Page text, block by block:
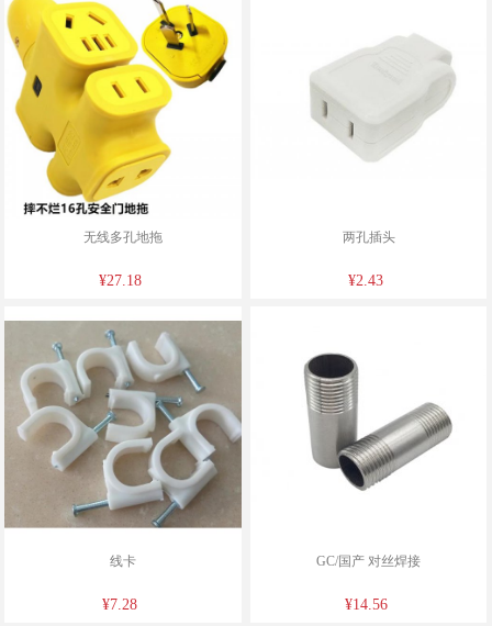
无线多孔地拖
¥27.18
两孔插头
¥2.43
线卡
¥7.28
GC/国产 对丝焊接
¥14.56